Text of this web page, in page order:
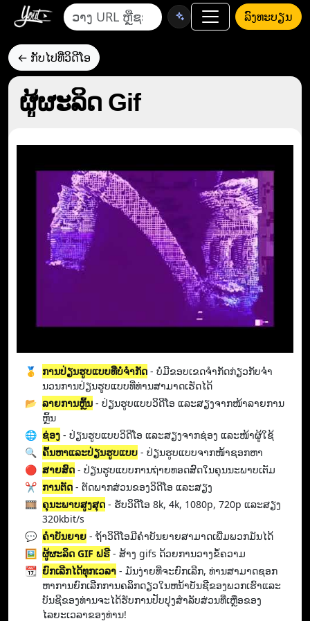
ລົງທະບຽນ
← ກັບໄປທີ່ວິດີໂອ
ຜູ້ຜະລິດ Gif
🥇 ການ​ປ່ຽນ​ຮູບ​ແບບ​ທີ່​ບໍ່​ຈໍາ​ກັດ​ - ບໍ່ມີຂອບເຂດຈໍາກັດກ່ຽວກັບຈໍາ
ນວນການປ່ຽນຮູບແບບທີ່ທ່ານສາມາດເຮັດໄດ້
📂 ລາຍການຫຼິ້ນ - ປ່ຽນຮູບແບບວິດີໂອ ແລະສຽງຈາກໜ້າລາຍການ
ຫຼິ້ນ
🌐 ຊ່ອງ - ປ່ຽນຮູບແບບວິດີໂອ ແລະສຽງຈາກຊ່ອງ ແລະໜ້າຜູ້ໃຊ້
🔍 ຄົ້ນຫາແລະປ່ຽນຮູບແບບ - ປ່ຽນຮູບແບບຈາກໜ້າຊອກຫາ
🔴 ສາຍ​ສົດ - ປ່ຽນຮູບແບບການຖ່າຍທອດສົດໃນຄຸນນະພາບເຕັມ
✂️ ການຕັດ - ຕັດພາກສ່ວນຂອງວິດີໂອ ແລະສຽງ
🎞️ ຄຸນະພາບສູງສຸດ - ຮັບວິດີໂອ 8k, 4k, 1080p, 720p ແລະສຽງ
320kbit/s
💬 ຄຳບັນຍາຍ - ຖ້າວິດີໂອມີຄໍາບັນຍາຍສາມາດເພີ່ມພວກມັນໄດ້
🖼️ ຜູ້ຜະລິດ GIF ຟຣີ- ສ້າງ gifs ດ້ວຍການວາງຂໍ້ຄວາມ
📆 ຍົກເລີກໄດ້ທຸກເວລາ - ມັນງ່າຍທີ່ຈະຍົກເລີກ, ທ່ານສາມາດຊອກ
ຫາການຍົກເລີກການຄລິກດຽວໃນຫນ້າບັນຊີຂອງພວກເຮົາແລະ
ບັນຊີຂອງທ່ານຈະໄດ້ຮັບການປັບປຸງສໍາລັບສ່ວນທີ່ເຫຼືອຂອງ
ໄລຍະເວລາຂອງທ່ານ!